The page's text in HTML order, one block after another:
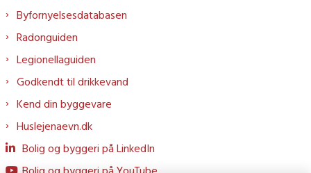
Byfornyelsesdatabasen
Radonguiden
Legionellaguiden
Godkendt til drikkevand
Kend din byggevare
Huslejenaevn.dk
Bolig og byggeri på LinkedIn
Bolig og byggeri på YouTube